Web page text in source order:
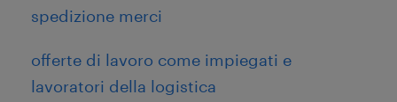
spedizione merci
offerte di lavoro come impiegati e
lavoratori della logistica